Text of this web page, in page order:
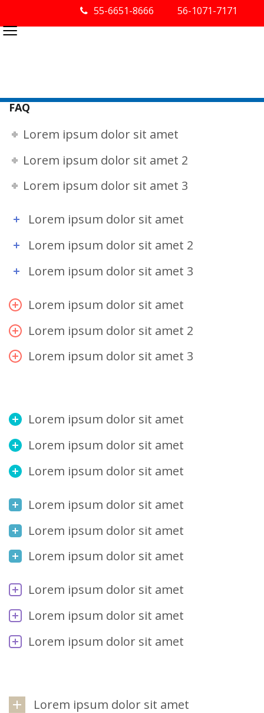
55-6651-8666 56-1071-7171
≡
FAQ
Lorem ipsum dolor sit amet
Lorem ipsum dolor sit amet 2
Lorem ipsum dolor sit amet 3
Lorem ipsum dolor sit amet
Lorem ipsum dolor sit amet 2
Lorem ipsum dolor sit amet 3
Lorem ipsum dolor sit amet
Lorem ipsum dolor sit amet 2
Lorem ipsum dolor sit amet 3
Lorem ipsum dolor sit amet
Lorem ipsum dolor sit amet
Lorem ipsum dolor sit amet
Lorem ipsum dolor sit amet
Lorem ipsum dolor sit amet
Lorem ipsum dolor sit amet
Lorem ipsum dolor sit amet
Lorem ipsum dolor sit amet
Lorem ipsum dolor sit amet
Lorem ipsum dolor sit amet